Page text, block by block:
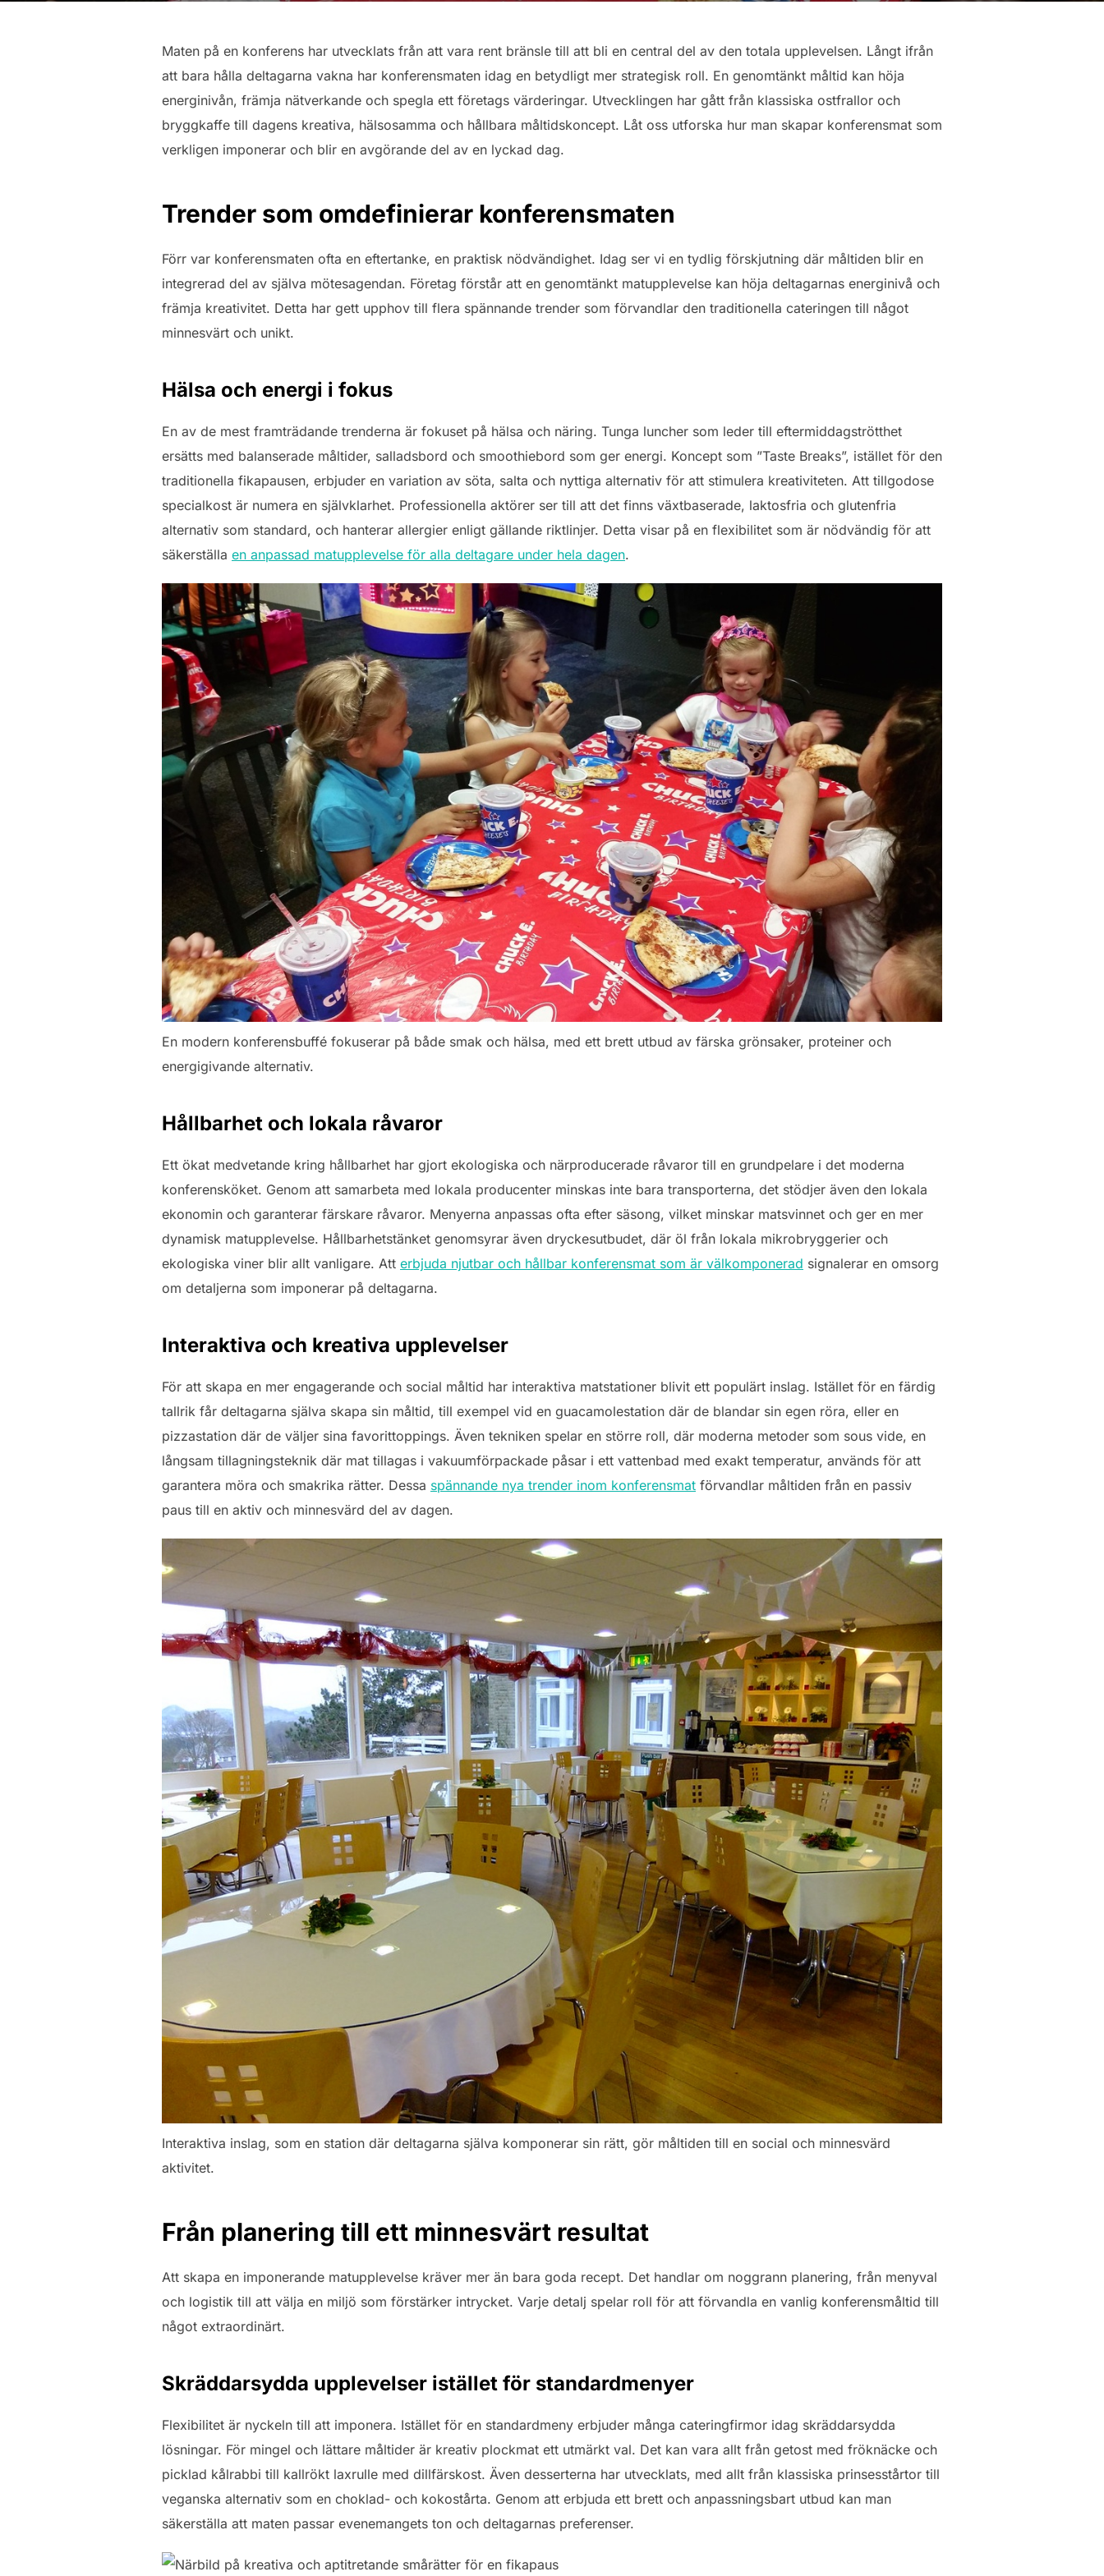
Maten på en konferens har utvecklats från att vara rent bränsle till att bli en central del av den totala upplevelsen. Långt ifrån
att bara hålla deltagarna vakna har konferensmaten idag en betydligt mer strategisk roll. En genomtänkt måltid kan höja
energinivån, främja nätverkande och spegla ett företags värderingar. Utvecklingen har gått från klassiska ostfrallor och
bryggkaffe till dagens kreativa, hälsosamma och hållbara måltidskoncept. Låt oss utforska hur man skapar konferensmat som
verkligen imponerar och blir en avgörande del av en lyckad dag.
Trender som omdefinierar konferensmaten
Förr var konferensmaten ofta en eftertanke, en praktisk nödvändighet. Idag ser vi en tydlig förskjutning där måltiden blir en
integrerad del av själva mötesagendan. Företag förstår att en genomtänkt matupplevelse kan höja deltagarnas energinivå och
främja kreativitet. Detta har gett upphov till flera spännande trender som förvandlar den traditionella cateringen till något
minnesvärt och unikt.
Hälsa och energi i fokus
En av de mest framträdande trenderna är fokuset på hälsa och näring. Tunga luncher som leder till eftermiddagströtthet
ersätts med balanserade måltider, salladsbord och smoothiebord som ger energi. Koncept som ”Taste Breaks”, istället för den
traditionella fikapausen, erbjuder en variation av söta, salta och nyttiga alternativ för att stimulera kreativiteten. Att tillgodose
specialkost är numera en självklarhet. Professionella aktörer ser till att det finns växtbaserade, laktosfria och glutenfria
alternativ som standard, och hanterar allergier enligt gällande riktlinjer. Detta visar på en flexibilitet som är nödvändig för att
säkerställa en anpassad matupplevelse för alla deltagare under hela dagen.
En modern konferensbuffé fokuserar på både smak och hälsa, med ett brett utbud av färska grönsaker, proteiner och
energigivande alternativ.
Hållbarhet och lokala råvaror
Ett ökat medvetande kring hållbarhet har gjort ekologiska och närproducerade råvaror till en grundpelare i det moderna
konferensköket. Genom att samarbeta med lokala producenter minskas inte bara transporterna, det stödjer även den lokala
ekonomin och garanterar färskare råvaror. Menyerna anpassas ofta efter säsong, vilket minskar matsvinnet och ger en mer
dynamisk matupplevelse. Hållbarhetstänket genomsyrar även dryckesutbudet, där öl från lokala mikrobryggerier och
ekologiska viner blir allt vanligare. Att erbjuda njutbar och hållbar konferensmat som är välkomponerad signalerar en omsorg
om detaljerna som imponerar på deltagarna.
Interaktiva och kreativa upplevelser
För att skapa en mer engagerande och social måltid har interaktiva matstationer blivit ett populärt inslag. Istället för en färdig
tallrik får deltagarna själva skapa sin måltid, till exempel vid en guacamolestation där de blandar sin egen röra, eller en
pizzastation där de väljer sina favorittoppings. Även tekniken spelar en större roll, där moderna metoder som sous vide, en
långsam tillagningsteknik där mat tillagas i vakuumförpackade påsar i ett vattenbad med exakt temperatur, används för att
garantera möra och smakrika rätter. Dessa spännande nya trender inom konferensmat förvandlar måltiden från en passiv
paus till en aktiv och minnesvärd del av dagen.
Interaktiva inslag, som en station där deltagarna själva komponerar sin rätt, gör måltiden till en social och minnesvärd
aktivitet.
Från planering till ett minnesvärt resultat
Att skapa en imponerande matupplevelse kräver mer än bara goda recept. Det handlar om noggrann planering, från menyval
och logistik till att välja en miljö som förstärker intrycket. Varje detalj spelar roll för att förvandla en vanlig konferensmåltid till
något extraordinärt.
Skräddarsydda upplevelser istället för standardmenyer
Flexibilitet är nyckeln till att imponera. Istället för en standardmeny erbjuder många cateringfirmor idag skräddarsydda
lösningar. För mingel och lättare måltider är kreativ plockmat ett utmärkt val. Det kan vara allt från getost med fröknäcke och
picklad kålrabbi till kallrökt laxrulle med dillfärskost. Även desserterna har utvecklats, med allt från klassiska prinsesstårtor till
veganska alternativ som en choklad- och kokostårta. Genom att erbjuda ett brett och anpassningsbart utbud kan man
säkerställa att maten passar evenemangets ton och deltagarnas preferenser.